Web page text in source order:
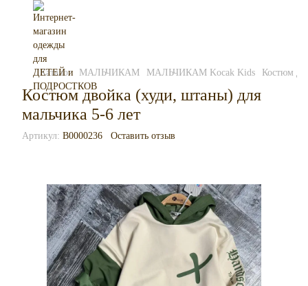
Каталог МАЛЬЧИКАМ МАЛЬЧИКАМ Kocak Kids Костюм
Костюм двойка (худи, штаны) для
мальчика 5-6 лет
Артикул: B0000236 Оставить отзыв